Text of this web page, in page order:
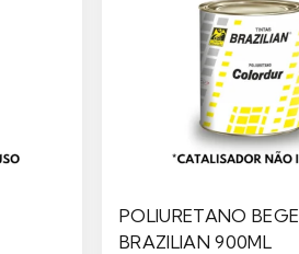
POLIURETANO BEGE
BRAZILIAN 900ML